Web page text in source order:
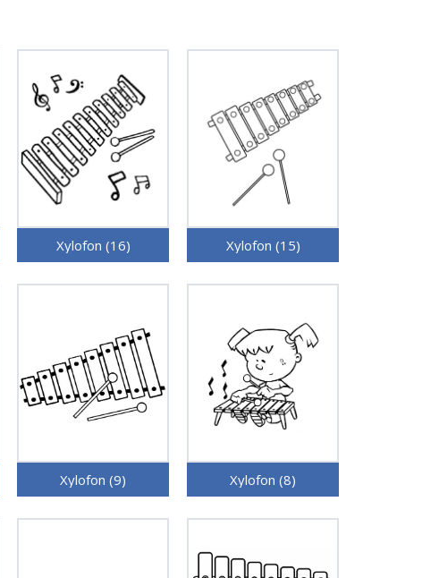
Xylofon (16) Xylofon (15)
Xylofon (9) Xylofon (8)